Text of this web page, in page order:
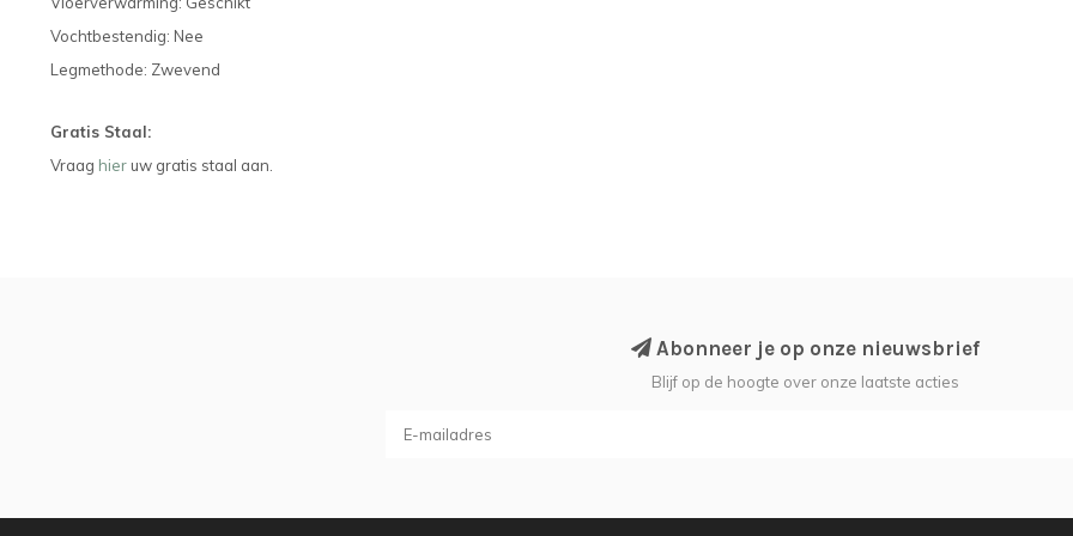
Vochtbestendig: Nee
Legmethode: Zwevend
Gratis Staal:
Vraag hier uw gratis staal aan.
Abonneer je op onze nieuwsbrief
Blijf op de hoogte over onze laatste acties